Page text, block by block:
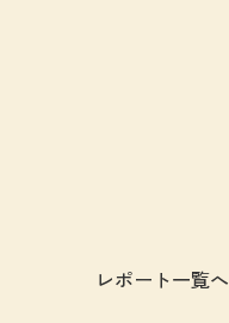
レポート一覧へ